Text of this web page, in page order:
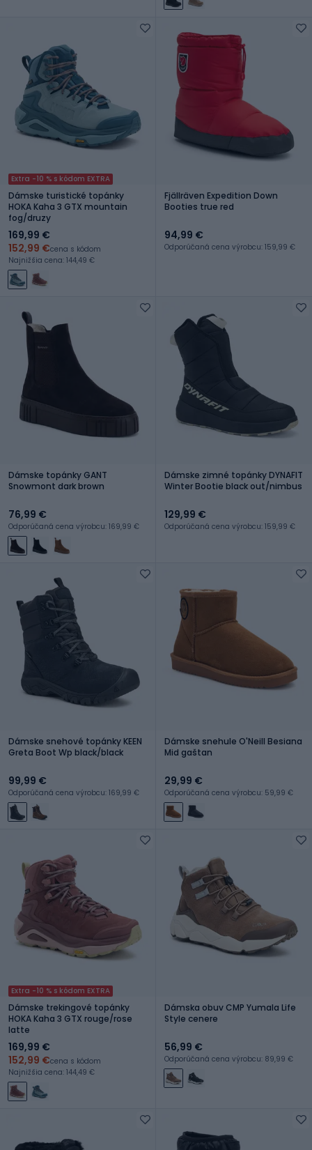
Extra -10 % s kódom EXTRA
Dámske turistické topánky
HOKA Kaha 3 GTX mountain
fog/druzy
169,99 €
152,99 €cena s kódom
Najnižšia cena: 144,49 €
Fjällräven Expedition Down
Booties true red
94,99 €
Odporúčaná cena výrobcu: 159,99 €
Dámske topánky GANT
Snowmont dark brown
76,99 €
Odporúčaná cena výrobcu: 169,99 €
Dámske zimné topánky DYNAFIT
Winter Bootie black out/nimbus
129,99 €
Odporúčaná cena výrobcu: 159,99 €
Dámske snehové topánky KEEN
Greta Boot Wp black/black
99,99 €
Odporúčaná cena výrobcu: 169,99 €
Dámske snehule O'Neill Besiana
Mid gaštan
29,99 €
Odporúčaná cena výrobcu: 59,99 €
Extra -10 % s kódom EXTRA
Dámske trekingové topánky
HOKA Kaha 3 GTX rouge/rose
latte
169,99 €
152,99 €cena s kódom
Najnižšia cena: 144,49 €
Dámska obuv CMP Yumala Life
Style cenere
56,99 €
Odporúčaná cena výrobcu: 89,99 €